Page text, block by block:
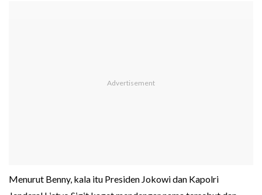
Menurut Benny, kala itu Presiden Jokowi dan Kapolri